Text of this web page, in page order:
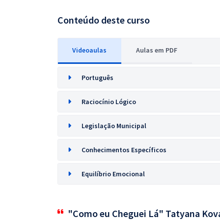
Conteúdo deste curso
Videoaulas Aulas em PDF
Português
Raciocínio Lógico
Legislação Municipal
Conhecimentos Específicos
Equilíbrio Emocional
"Como eu Cheguei Lá" Tatyana